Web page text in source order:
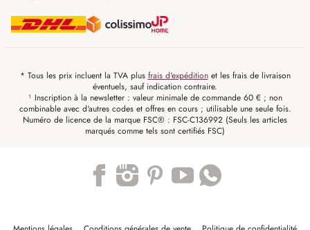
* Tous les prix incluent la TVA plus frais d'expéditionet les frais de livraison
éventuels, sauf indication contraire.
¹ Inscription à la newsletter : valeur minimale de commande 60 € ; non
combinable avec d'autres codes et offres en cours ; utilisable une seule fois.
Numéro de licence de la marque FSC® : FSC-C136992 (Seuls les articles
marqués comme tels sont certifiés FSC)